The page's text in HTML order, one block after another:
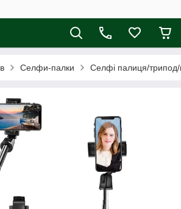
Селфи-палки Селфі палиця/трипод/